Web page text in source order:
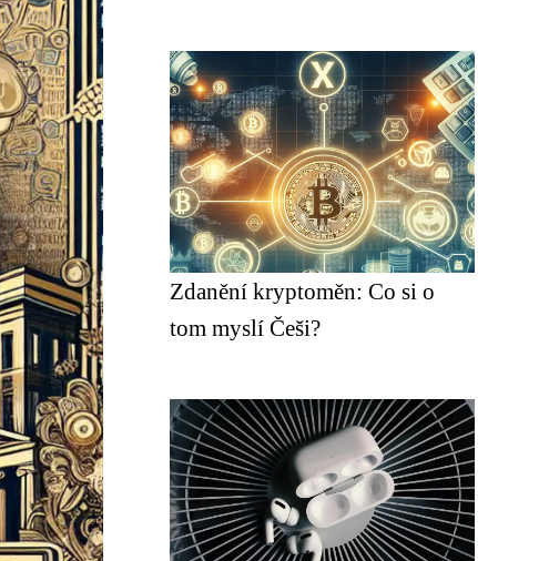
Zdanění kryptoměn: Co si o
tom myslí Češi?